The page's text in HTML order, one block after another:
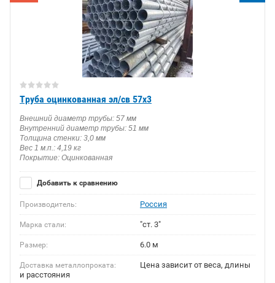
Труба оцинкованная эл/св 57х3
Внешний диаметр трубы: 57 мм
Внутренний диаметр трубы: 51 мм
Толщина стенки: 3,0 мм
Вес 1 м.п.: 4,19 кг
Покрытие: Оцинкованная
Добавить к сравнению
Производитель: Россия
Марка стали: "ст. 3"
Размер: 6.0 м
Доставка металлопроката:
Цена зависит от веса, длины
и расстояния